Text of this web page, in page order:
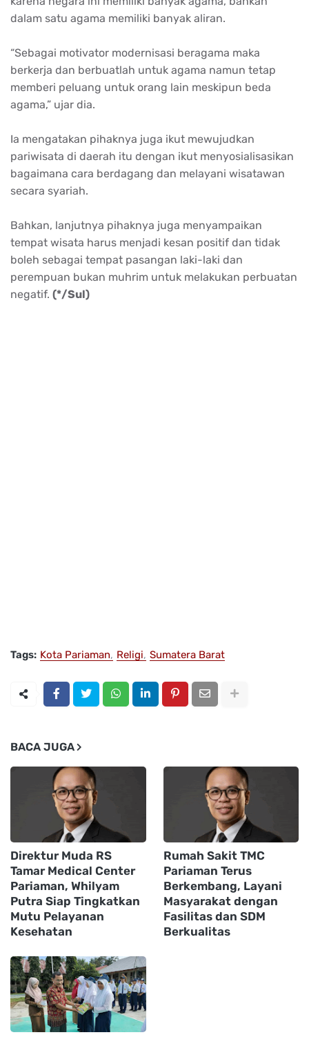
dalam satu agama memiliki banyak aliran.
“Sebagai motivator modernisasi beragama maka
berkerja dan berbuatlah untuk agama namun tetap
memberi peluang untuk orang lain meskipun beda
agama,” ujar dia.
Ia mengatakan pihaknya juga ikut mewujudkan
pariwisata di daerah itu dengan ikut menyosialisasikan
bagaimana cara berdagang dan melayani wisatawan
secara syariah.
Bahkan, lanjutnya pihaknya juga menyampaikan
tempat wisata harus menjadi kesan positif dan tidak
boleh sebagai tempat pasangan laki-laki dan
perempuan bukan muhrim untuk melakukan perbuatan
negatif. (*/Sul)
Tags: Kota Pariaman Religi Sumatera Barat
BACA JUGA
Direktur Muda RS
Tamar Medical Center
Pariaman, Whilyam
Putra Siap Tingkatkan
Mutu Pelayanan
Kesehatan
Rumah Sakit TMC
Pariaman Terus
Berkembang, Layani
Masyarakat dengan
Fasilitas dan SDM
Berkualitas